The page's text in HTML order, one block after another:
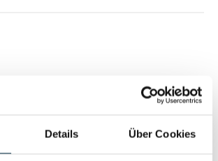
Details Über Cookies